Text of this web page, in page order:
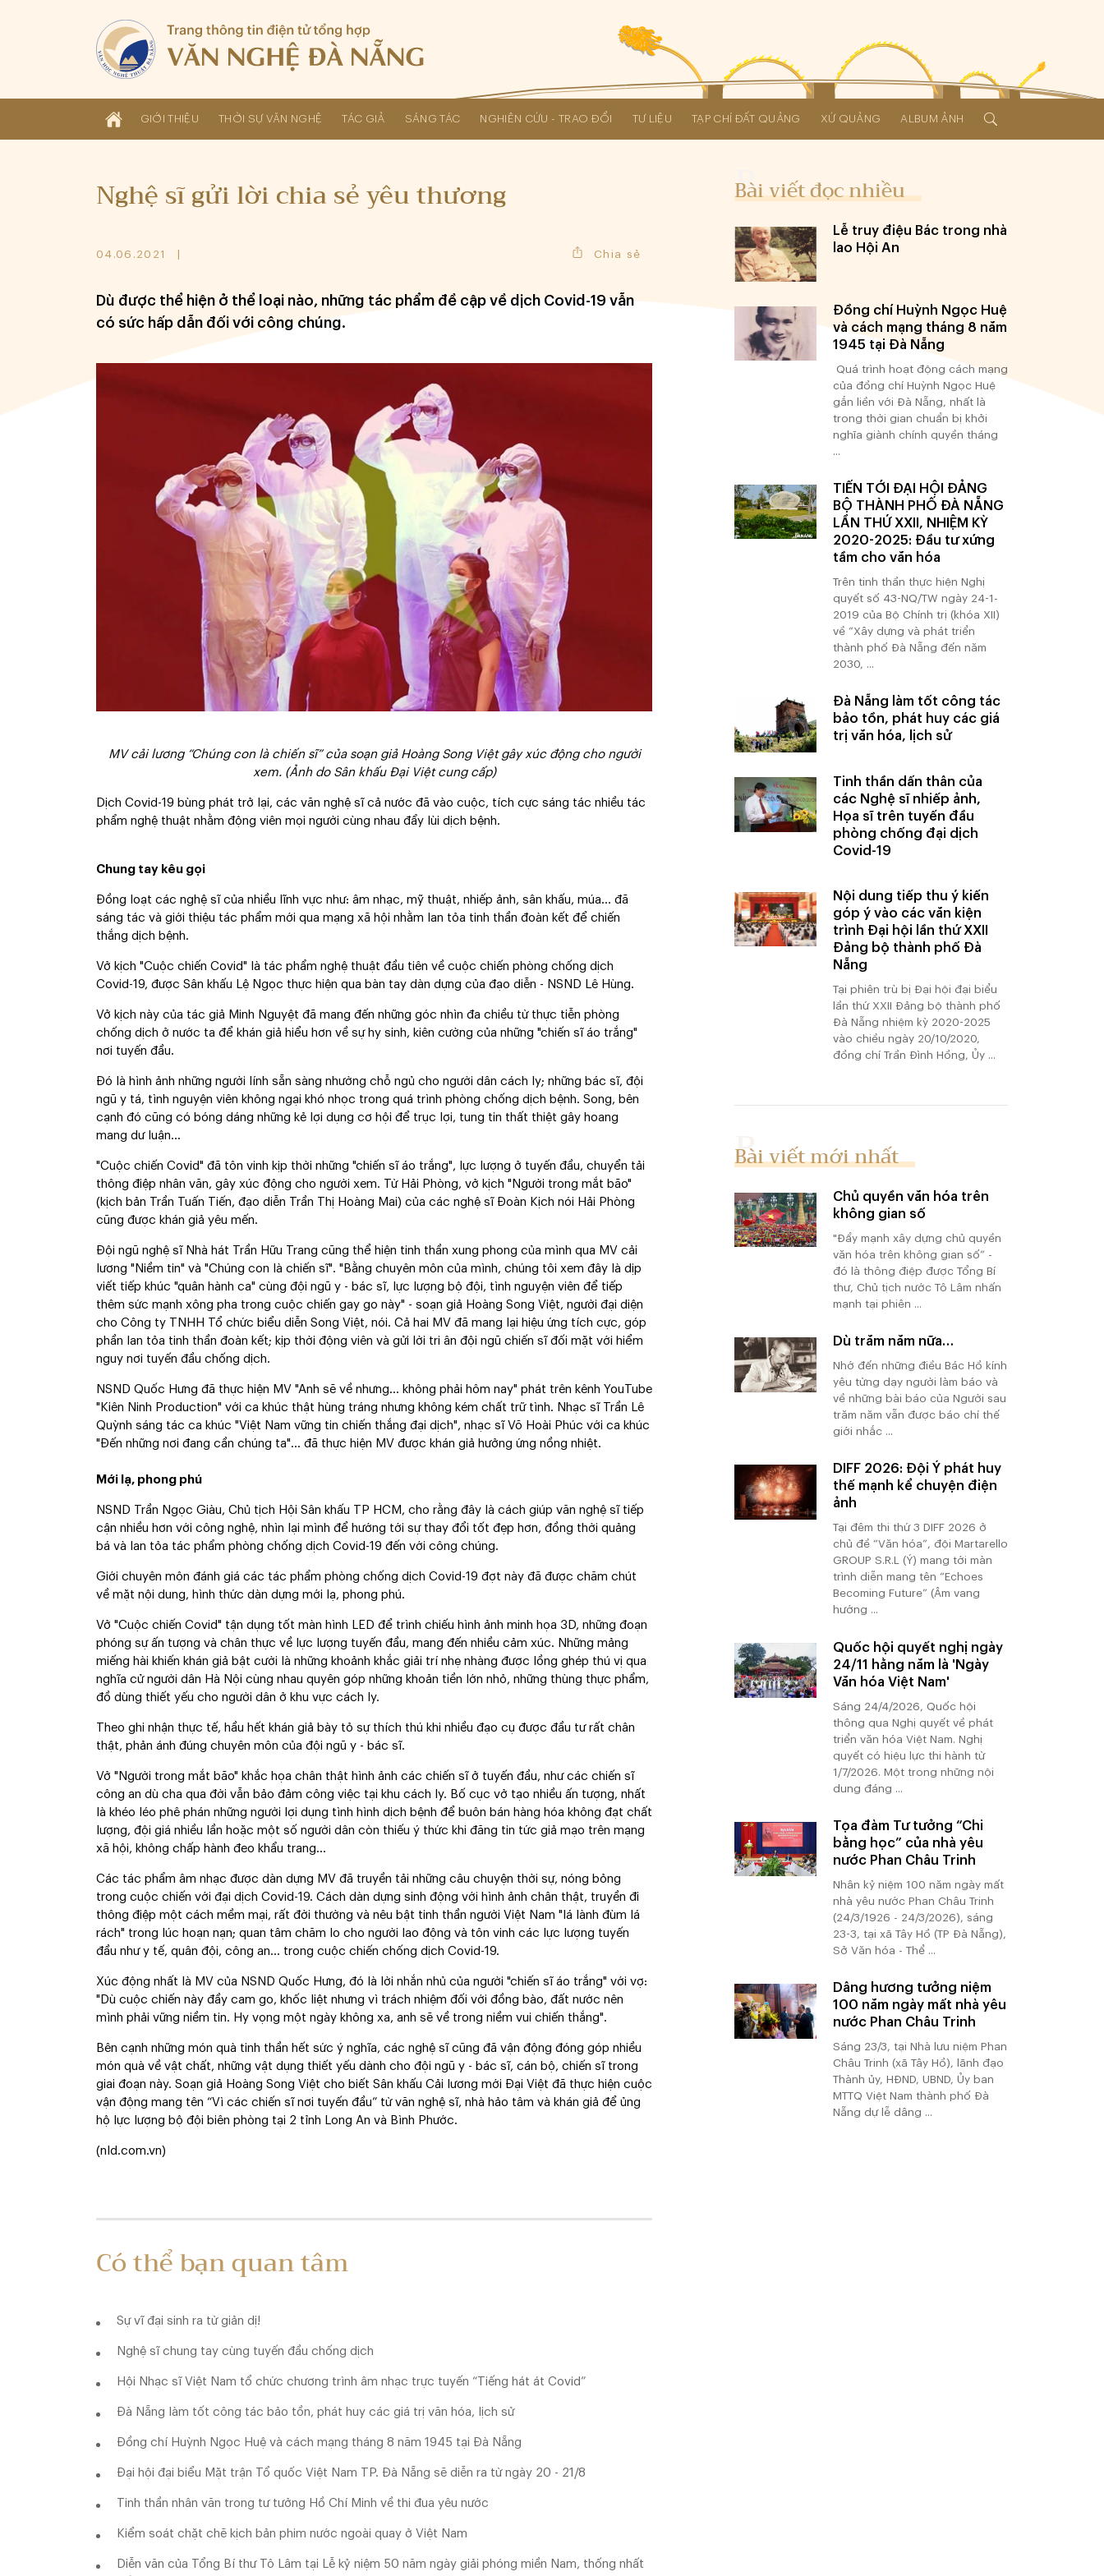
GIỚI THIỆU THỜI SỰ VĂN NGHỆ TÁC GIẢ SÁNG TÁC NGHIÊN CỨU - TRAO ĐỔI TƯ LIỆU TẠP CHÍ ĐẤT QUẢNG XỨ QUẢNG ALBUM ẢNH
Nghệ sĩ gửi lời chia sẻ yêu thương
04.06.2021 Chia sẻ
Dù được thể hiện ở thể loại nào, những tác phẩm đề cập về dịch Covid-19 vẫn
có sức hấp dẫn đối với công chúng.
MV cải lương “Chúng con là chiến sĩ” của soạn giả Hoàng Song Việt gây xúc động cho người
xem. (Ảnh do Sân khấu Đại Việt cung cấp)
Dịch Covid-19 bùng phát trở lại, các văn nghệ sĩ cả nước đã vào cuộc, tích cực sáng tác nhiều tác
phẩm nghệ thuật nhằm động viên mọi người cùng nhau đẩy lùi dịch bệnh.
Chung tay kêu gọi
Đồng loạt các nghệ sĩ của nhiều lĩnh vực như: âm nhạc, mỹ thuật, nhiếp ảnh, sân khấu, múa… đã
sáng tác và giới thiệu tác phẩm mới qua mạng xã hội nhằm lan tỏa tinh thần đoàn kết để chiến
thắng dịch bệnh.
Vở kịch "Cuộc chiến Covid" là tác phẩm nghệ thuật đầu tiên về cuộc chiến phòng chống dịch
Covid-19, được Sân khấu Lệ Ngọc thực hiện qua bàn tay dàn dựng của đạo diễn - NSND Lê Hùng.
Vở kịch này của tác giả Minh Nguyệt đã mang đến những góc nhìn đa chiều từ thực tiễn phòng
chống dịch ở nước ta để khán giả hiểu hơn về sự hy sinh, kiên cường của những "chiến sĩ áo trắng"
nơi tuyến đầu.
Đó là hình ảnh những người lính sẵn sàng nhường chỗ ngủ cho người dân cách ly; những bác sĩ, đội
ngũ y tá, tình nguyện viên không ngại khó nhọc trong quá trình phòng chống dịch bệnh. Song, bên
cạnh đó cũng có bóng dáng những kẻ lợi dụng cơ hội để trục lợi, tung tin thất thiệt gây hoang
mang dư luận…
"Cuộc chiến Covid" đã tôn vinh kịp thời những "chiến sĩ áo trắng", lực lượng ở tuyến đầu, chuyển tải
thông điệp nhân văn, gây xúc động cho người xem. Từ Hải Phòng, vở kịch "Người trong mắt bão"
(kịch bản Trần Tuấn Tiến, đạo diễn Trần Thị Hoàng Mai) của các nghệ sĩ Đoàn Kịch nói Hải Phòng
cũng được khán giả yêu mến.
Đội ngũ nghệ sĩ Nhà hát Trần Hữu Trang cũng thể hiện tinh thần xung phong của mình qua MV cải
lương "Niềm tin" và "Chúng con là chiến sĩ". "Bằng chuyên môn của mình, chúng tôi xem đây là dịp
viết tiếp khúc "quân hành ca" cùng đội ngũ y - bác sĩ, lực lượng bộ đội, tình nguyện viên để tiếp
thêm sức mạnh xông pha trong cuộc chiến gay go này" - soạn giả Hoàng Song Việt, người đại diện
cho Công ty TNHH Tổ chức biểu diễn Song Việt, nói. Cả hai MV đã mang lại hiệu ứng tích cực, góp
phần lan tỏa tinh thần đoàn kết; kịp thời động viên và gửi lời tri ân đội ngũ chiến sĩ đối mặt với hiểm
nguy nơi tuyến đầu chống dịch.
NSND Quốc Hưng đã thực hiện MV "Anh sẽ về nhưng… không phải hôm nay" phát trên kênh YouTube
"Kiên Ninh Production" với ca khúc thật hùng tráng nhưng không kém chất trữ tình. Nhạc sĩ Trần Lê
Quỳnh sáng tác ca khúc "Việt Nam vững tin chiến thắng đại dịch", nhạc sĩ Võ Hoài Phúc với ca khúc
"Đến những nơi đang cần chúng ta"… đã thực hiện MV được khán giả hưởng ứng nồng nhiệt.
Mới lạ, phong phú
NSND Trần Ngọc Giàu, Chủ tịch Hội Sân khấu TP HCM, cho rằng đây là cách giúp văn nghệ sĩ tiếp
cận nhiều hơn với công nghệ, nhìn lại mình để hướng tới sự thay đổi tốt đẹp hơn, đồng thời quảng
bá và lan tỏa tác phẩm phòng chống dịch Covid-19 đến với công chúng.
Giới chuyên môn đánh giá các tác phẩm phòng chống dịch Covid-19 đợt này đã được chăm chút
về mặt nội dung, hình thức dàn dựng mới lạ, phong phú.
Vở "Cuộc chiến Covid" tận dụng tốt màn hình LED để trình chiếu hình ảnh minh họa 3D, những đoạn
phóng sự ấn tượng và chân thực về lực lượng tuyến đầu, mang đến nhiều cảm xúc. Những mảng
miếng hài khiến khán giả bật cười là những khoảnh khắc giải trí nhẹ nhàng được lồng ghép thú vị qua
nghĩa cử người dân Hà Nội cùng nhau quyên góp những khoản tiền lớn nhỏ, những thùng thực phẩm,
đồ dùng thiết yếu cho người dân ở khu vực cách ly.
Theo ghi nhận thực tế, hầu hết khán giả bày tỏ sự thích thú khi nhiều đạo cụ được đầu tư rất chân
thật, phản ánh đúng chuyên môn của đội ngũ y - bác sĩ.
Vở "Người trong mắt bão" khắc họa chân thật hình ảnh các chiến sĩ ở tuyến đầu, như các chiến sĩ
công an dù cha qua đời vẫn bảo đảm công việc tại khu cách ly. Bố cục vở tạo nhiều ấn tượng, nhất
là khéo léo phê phán những người lợi dụng tình hình dịch bệnh để buôn bán hàng hóa không đạt chất
lượng, đội giá nhiều lần hoặc một số người dân còn thiếu ý thức khi đăng tin tức giả mạo trên mạng
xã hội, không chấp hành đeo khẩu trang…
Các tác phẩm âm nhạc được dàn dựng MV đã truyền tải những câu chuyện thời sự, nóng bỏng
trong cuộc chiến với đại dịch Covid-19. Cách dàn dựng sinh động với hình ảnh chân thật, truyền đi
thông điệp một cách mềm mại, rất đời thường và nêu bật tinh thần người Việt Nam "lá lành đùm lá
rách" trong lúc hoạn nạn; quan tâm chăm lo cho người lao động và tôn vinh các lực lượng tuyến
đầu như y tế, quân đội, công an... trong cuộc chiến chống dịch Covid-19.
Xúc động nhất là MV của NSND Quốc Hưng, đó là lời nhắn nhủ của người "chiến sĩ áo trắng" với vợ:
"Dù cuộc chiến này đầy cam go, khốc liệt nhưng vì trách nhiệm đối với đồng bào, đất nước nên
mình phải vững niềm tin. Hy vọng một ngày không xa, anh sẽ về trong niềm vui chiến thắng".
Bên cạnh những món quà tinh thần hết sức ý nghĩa, các nghệ sĩ cũng đã vận động đóng góp nhiều
món quà về vật chất, những vật dụng thiết yếu dành cho đội ngũ y - bác sĩ, cán bộ, chiến sĩ trong
giai đoạn này. Soạn giả Hoàng Song Việt cho biết Sân khấu Cải lương mới Đại Việt đã thực hiện cuộc
vận động mang tên “Vì các chiến sĩ nơi tuyến đầu” từ văn nghệ sĩ, nhà hảo tâm và khán giả để ủng
hộ lực lượng bộ đội biên phòng tại 2 tỉnh Long An và Bình Phước.
(nld.com.vn)
Có thể bạn quan tâm
Sự vĩ đại sinh ra từ giản dị!
Nghệ sĩ chung tay cùng tuyến đầu chống dịch
Hội Nhạc sĩ Việt Nam tổ chức chương trình âm nhạc trực tuyến “Tiếng hát át Covid”
Đà Nẵng làm tốt công tác bảo tồn, phát huy các giá trị văn hóa, lịch sử
Đồng chí Huỳnh Ngọc Huệ và cách mạng tháng 8 năm 1945 tại Đà Nẵng
Đại hội đại biểu Mặt trận Tổ quốc Việt Nam TP. Đà Nẵng sẽ diễn ra từ ngày 20 - 21/8
Tinh thần nhân văn trong tư tưởng Hồ Chí Minh về thi đua yêu nước
Kiểm soát chặt chẽ kịch bản phim nước ngoài quay ở Việt Nam
Diễn văn của Tổng Bí thư Tô Lâm tại Lễ kỷ niệm 50 năm ngày giải phóng miền Nam, thống nhất
Bài viết đọc nhiều
Lễ truy điệu Bác trong nhà
lao Hội An
Đồng chí Huỳnh Ngọc Huệ
và cách mạng tháng 8 năm
1945 tại Đà Nẵng
Quá trình hoạt động cách mạng
của đồng chí Huỳnh Ngọc Huệ
gắn liền với Đà Nẵng, nhất là
trong thời gian chuẩn bị khởi
nghĩa giành chính quyền tháng
...
TIẾN TỚI ĐẠI HỘI ĐẢNG
BỘ THÀNH PHỐ ĐÀ NẴNG
LẦN THỨ XXII, NHIỆM KỲ
2020-2025: Đầu tư xứng
tầm cho văn hóa
Trên tinh thần thực hiện Nghị
quyết số 43-NQ/TW ngày 24-1-
2019 của Bộ Chính trị (khóa XII)
về “Xây dựng và phát triển
thành phố Đà Nẵng đến năm
2030, ...
Đà Nẵng làm tốt công tác
bảo tồn, phát huy các giá
trị văn hóa, lịch sử
Tinh thần dấn thân của
các Nghệ sĩ nhiếp ảnh,
Họa sĩ trên tuyến đầu
phòng chống đại dịch
Covid-19
Nội dung tiếp thu ý kiến
góp ý vào các văn kiện
trình Đại hội lần thứ XXII
Đảng bộ thành phố Đà
Nẵng
Tại phiên trù bị Đại hội đại biểu
lần thứ XXII Đảng bộ thành phố
Đà Nẵng nhiệm kỳ 2020-2025
vào chiều ngày 20/10/2020,
đồng chí Trần Đình Hồng, Ủy ...
Bài viết mới nhất
Chủ quyền văn hóa trên
không gian số
"Đẩy mạnh xây dựng chủ quyền
văn hóa trên không gian số” -
đó là thông điệp được Tổng Bí
thư, Chủ tịch nước Tô Lâm nhấn
mạnh tại phiên ...
Dù trăm năm nữa…
Nhớ đến những điều Bác Hồ kính
yêu từng dạy người làm báo và
về những bài báo của Người sau
trăm năm vẫn được báo chí thế
giới nhắc ...
DIFF 2026: Đội Ý phát huy
thế mạnh kể chuyện điện
ảnh
Tại đêm thi thứ 3 DIFF 2026 ở
chủ đề “Văn hóa”, đội Martarello
GROUP S.R.L (Ý) mang tới màn
trình diễn mang tên “Echoes
Becoming Future” (Âm vang
hướng ...
Quốc hội quyết nghị ngày
24/11 hằng năm là 'Ngày
Văn hóa Việt Nam'
Sáng 24/4/2026, Quốc hội
thông qua Nghị quyết về phát
triển văn hóa Việt Nam. Nghị
quyết có hiệu lực thi hành từ
1/7/2026. Một trong những nội
dung đáng ...
Tọa đàm Tư tưởng “Chi
bằng học” của nhà yêu
nước Phan Châu Trinh
Nhân kỷ niệm 100 năm ngày mất
nhà yêu nước Phan Châu Trinh
(24/3/1926 - 24/3/2026), sáng
23-3, tại xã Tây Hồ (TP Đà Nẵng),
Sở Văn hóa - Thể ...
Dâng hương tưởng niệm
100 năm ngày mất nhà yêu
nước Phan Châu Trinh
Sáng 23/3, tại Nhà lưu niệm Phan
Châu Trinh (xã Tây Hồ), lãnh đạo
Thành ủy, HĐND, UBND, Ủy ban
MTTQ Việt Nam thành phố Đà
Nẵng dự lễ dâng ...